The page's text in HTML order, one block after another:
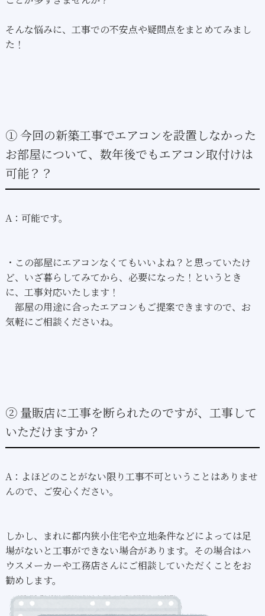
そんな悩みに、工事での不安点や疑問点をまとめてみまし
た！
① 今回の新築工事でエアコンを設置しなかった
お部屋について、数年後でもエアコン取付けは
可能？？
A：可能です。
・この部屋にエアコンなくてもいいよね？と思っていたけ
ど、いざ暮らしてみてから、必要になった！というとき
に、工事対応いたします！
部屋の用途に合ったエアコンもご提案できますので、お
気軽にご相談くださいね。
② 量販店に工事を断られたのですが、工事して
いただけますか？
A：よほどのことがない限り工事不可ということはありませ
んので、ご安心ください。
しかし、まれに都内狭小住宅や立地条件などによっては足
場がないと工事ができない場合があります。その場合はハ
ウスメーカーや工務店さんにご相談していただくことをお
勧めします。